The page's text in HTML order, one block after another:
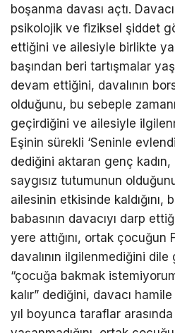
boşanma davası açtı.
psikolojik ve fiziksel şiddet
ettiğini ve ailesiyle birlikte
başından beri tartışmalar
devam ettiğini, davalının
olduğunu, bu sebeple
geçirdiğini ve ailesiyle
Eşinin sürekli ‘Seninle
dediğini aktaran genç kadın,
saygısız tutumunun
ailesinin etkisinde kaldığını,
babasının davacıyı darp
yere attığını, ortak çocuğun
davalının ilgilenmediğini dile
“çocuğa bakmak
kalır” dediğini, davacı
yıl boyunca taraflar